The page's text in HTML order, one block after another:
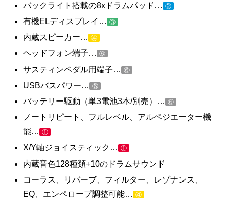
バックライト搭載の8xドラムパッド… ②
有機ELディスプレイ… ③
内蔵スピーカー… ④
ヘッドフォン端子… ⑥
サスティンペダル用端子… ⑥
USBバスパワー… ⑥
バッテリー駆動（単3電池3本/別売）… ⑥
ノートリピート、フルレベル、アルペジエーター機
能… ①
X/Y軸ジョイスティック… ①
内蔵音色128種類+10のドラムサウンド
コーラス、リバーブ、フィルター、レゾナンス、
EQ、エンペロープ調整可能… ④